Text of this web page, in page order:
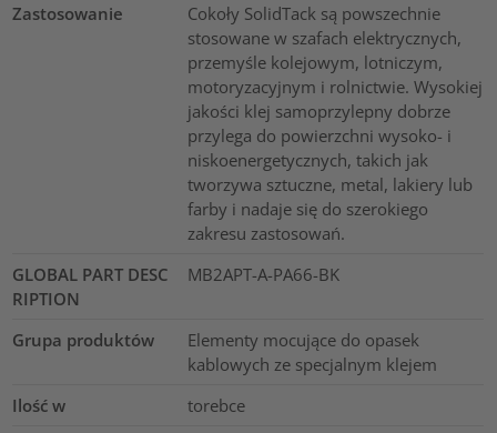
Zastosowanie
Cokoły SolidTack są powszechnie
stosowane w szafach elektrycznych,
przemyśle kolejowym, lotniczym,
motoryzacyjnym i rolnictwie. Wysokiej
jakości klej samoprzylepny dobrze
przylega do powierzchni wysoko- i
niskoenergetycznych, takich jak
tworzywa sztuczne, metal, lakiery lub
farby i nadaje się do szerokiego
zakresu zastosowań.
GLOBAL PART DESC
RIPTION
MB2APT-A-PA66-BK
Grupa produktów
Elementy mocujące do opasek
kablowych ze specjalnym klejem
Ilość w
torebce